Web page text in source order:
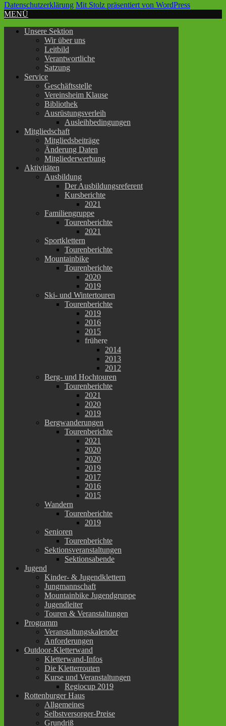
Datenschutzerklärung Mit Stolz präsentiert von WordPress
MENÜ
Unsere Sektion
Wir über uns
Leitbild
Verantwortliche
Satzung
Service
Geschäftsstelle
Vereinsheim Klause
Bibliothek
Ausrüstungsverleih
Ausleihbedingungen
Mitgliedschaft
Mitgliedsbeiträge
Änderung Daten
Mitgliederwerbung
Aktivitäten
Ausbildung
Der Ausbildungsreferent
Kursberichte
2021
Familiengruppe
Tourenberichte
2021
Sportklettern
Tourenberichte
Mountainbike
Tourenberichte
2020
2019
Ski- und Wintertouren
Tourenberichte
2019
2016
2015
frühere
2014
2013
2012
Berg- und Hochtouren
Tourenberichte
2021
2020
2019
Bergwanderungen
Tourenberichte
2021
2020
2020
2019
2017
2016
2015
Wandern
Tourenberichte
2019
Senioren
Tourenberichte
Sektionsveranstaltungen
Sektionsabende
Jugend
Kinder- & Jugendklettern
Jungmannschaft
Mountainbike Jugendgruppe
Jugendleiter
Touren & Veranstaltungen
Programm
Veranstaltungskalender
Anforderungen
Outdoor-Kletterwand
Kletterwand-Infos
Die Kletterrouten
Kurse und Veranstaltungen
Regiocup 2019
Rottenburger Haus
Allgemeines
Selbstversorger-Preise
Grundriß